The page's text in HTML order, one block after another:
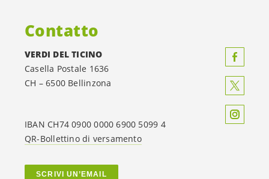
Contatto
VERDI DEL TICINO
Casella Postale 1636
CH – 6500 Bellinzona
IBAN CH74 0900 0000 6900 5099 4
QR-Bollettino di versamento
SCRIVI UN’EMAIL